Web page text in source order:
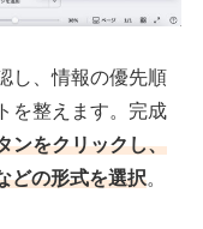
し、情報の優先順
を整えます。完成
ンをクリックし、
どの形式を選択。